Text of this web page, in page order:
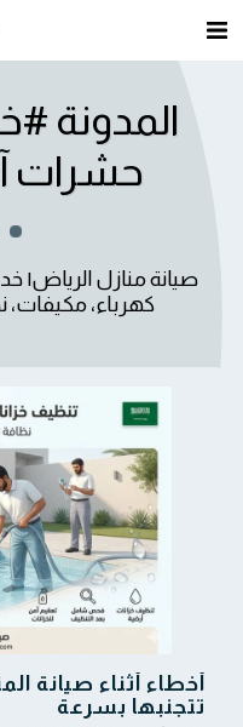
المدونة
حشرات
كهرباء، مكيفات،
أخطاء أثناء صيانة
تتجنبها بسرعة